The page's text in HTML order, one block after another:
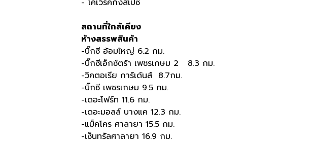
- โคเวิร์คกิ้งสเปซ
สถานที่ใกล้เคียง
ห้างสรรพสินค้า
-บิ๊กซี อ้อมใหญ่ 6.2 กม.
-บิ๊กซีเอ็กซ์ตร้า เพชรเกษม 2 8.3 กม.
-วิคตอเรีย การ์เด้นส์ 8.7กม.
-บิ๊กซี เพชรเกษม 9.5 กม.
-เดอะโฟร์ท 11.6 กม.
-เดอะมอลล์ บางแค 12.3 กม.
-แม็คโคร ศาลายา 15.5 กม.
-เซ็นทรัลศาลายา 16.9 กม.